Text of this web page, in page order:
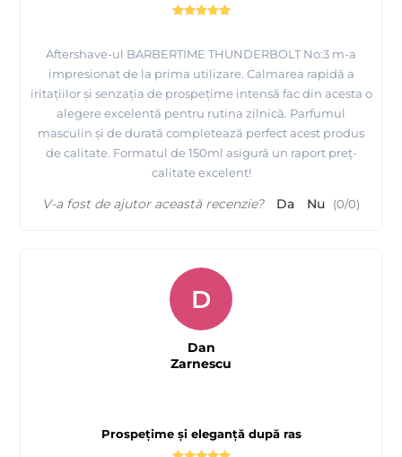
Aftershave-ul BARBERTIME THUNDERBOLT No:3 m-a
impresionat de la prima utilizare. Calmarea rapidă a
iritațiilor și senzația de prospețime intensă fac din acesta o
alegere excelentă pentru rutina zilnică. Parfumul
masculin și de durată completează perfect acest produs
de calitate. Formatul de 150ml asigură un raport preț-
calitate excelent!
V-a fost de ajutor această recenzie? Da Nu (0/0)
Prospețime și eleganță după ras
D
Dan
Zarnescu